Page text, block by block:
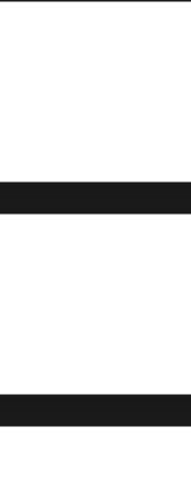
费有关的问题，
小和范围。与后
须具备PCB板工
应该有一位指导和
他们具备PCB板